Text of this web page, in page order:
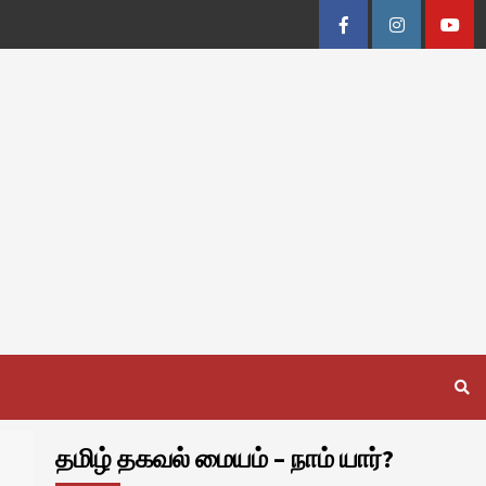
FacebookInstagram
தமிழ் தகவல் மையம் – நாம் யார்?